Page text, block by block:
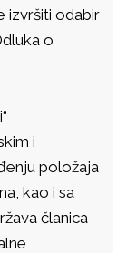
izvršiti odabir
o
i
položaja
kao i sa
članica